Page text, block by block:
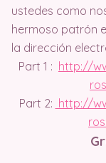
ustedes como
hermoso patrón
la dirección
Part 1 : http://
Part 2: http://